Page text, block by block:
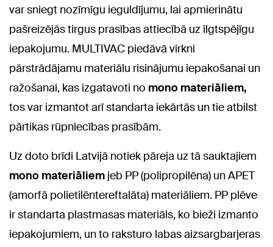
var sniegt nozīmīgu ieguldījumu, lai apmierinātu
pašreizējās tirgus prasības attiecībā uz ilgtspējīgu
iepakojumu. MULTIVAC piedāvā virkni
pārstrādājamu materiālu risinājumu iepakošanai un
ražošanai, kas izgatavoti no mono materiāliem,
tos var izmantot arī standarta iekārtās un tie atbilst
pārtikas rūpniecības prasībām.
Uz doto brīdi Latvijā notiek pāreja uz tā sauktajiem
mono materiāliem jeb PP (polipropilēna) un APET
(amorfā polietilēntereftalāta) materiāliem. PP plēve
ir standarta plastmasas materiāls, ko bieži izmanto
iepakojumiem, un to raksturo labas aizsargbarjeras